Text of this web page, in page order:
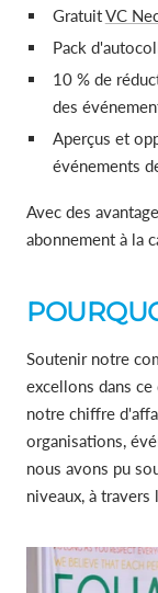
GratuitVC
Pack
10 % de
des
Aperçus et
événements
Avec des
abonnement à la
Soutenir notre
excellons dans
notre chiffre
organisations,
nous avons pu
niveaux, à travers